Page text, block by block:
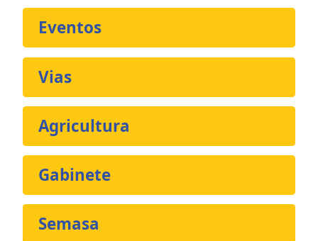
Eventos
Vias
Agricultura
Gabinete
Semasa